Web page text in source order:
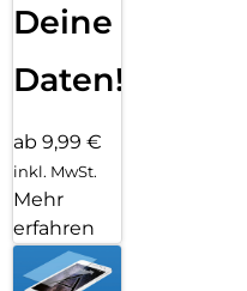
Deine
Daten!
ab 9,99 €
inkl. MwSt.
Mehr
erfahren